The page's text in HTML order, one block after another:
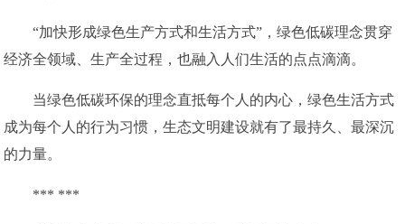
“加快形成绿色生产方式和生活方式”，绿色低碳理念贯穿
经济全领域、生产全过程，也融入人们生活的点点滴滴。
当绿色低碳环保的理念直抵每个人的内心，绿色生活方式
成为每个人的行为习惯，生态文明建设就有了最持久、最深沉
的力量。
*** ***